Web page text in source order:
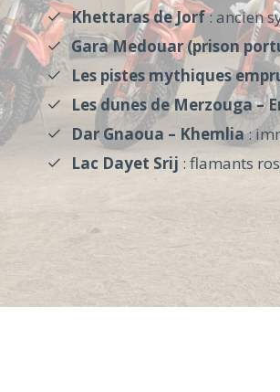
Khettaras de Jorf: ancien
Gara Medouar (prison
Les pistes mythiques
Les dunes de Merzouga –
Dar Gnaoua – Khemlia:
Lac Dayet Srij : flamants